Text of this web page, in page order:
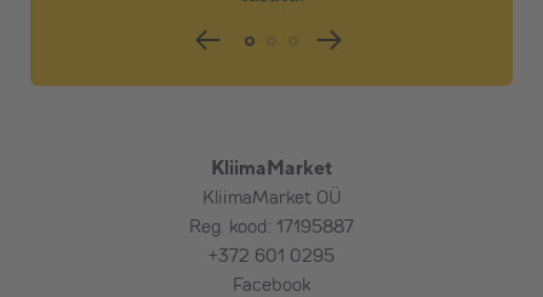
– Välisosa maaraam, kiviplaadid välisosa alla
(saab osta meilt)
– Pikem torustik, pikem karbik, nurgad,
vahetükid, lõõtsad
– Elektritoite toomine seadmeni
– Elektrikilpi automaadi paigaldus ja kaabli
KliimaMarket
KliimaMarket OÜ
Reg. kood: 17195887
+372 601 0295
Facebook